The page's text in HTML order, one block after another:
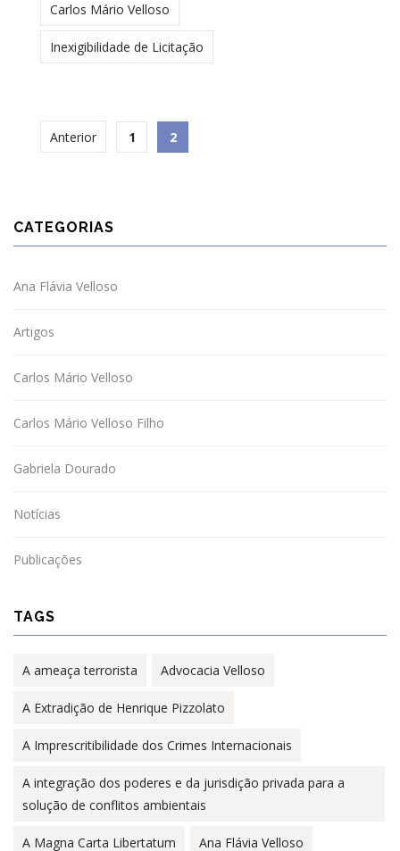
Carlos Mário Velloso
Inexigibilidade de Licitação
Anterior 1 2
CATEGORIAS
Ana Flávia Velloso
Artigos
Carlos Mário Velloso
Carlos Mário Velloso Filho
Gabriela Dourado
Notícias
Publicações
TAGS
A ameaça terrorista Advocacia Velloso
A Extradição de Henrique Pizzolato
A Imprescritibilidade dos Crimes Internacionais
A integração dos poderes e da jurisdição privada para a
solução de conflitos ambientais
A Magna Carta Libertatum Ana Flávia Velloso